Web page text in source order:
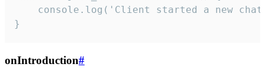
console.log('Client started a new
}
onIntroduction#